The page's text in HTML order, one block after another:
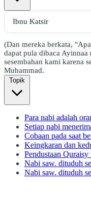
(Dan mereka berkata,
dapat pula dibaca Ayinnaa
sesembahan kami karena
Muhammad.
Topik
Para nabi adalah
Setiap nabi
Cobaan pada saat
Keingkaran dan
Pendustaan
Nabi saw. dituduh
Nabi saw. dituduh